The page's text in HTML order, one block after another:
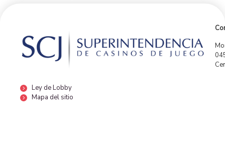
Ley de Lobby
Mapa del sitio